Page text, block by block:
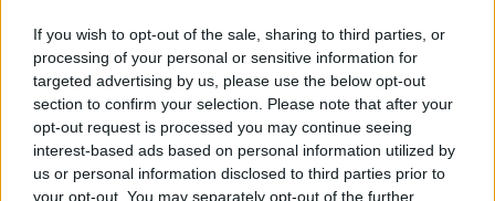
If you wish to opt-out of the sale, sharing to third parties, or
processing of your personal or sensitive information for
targeted advertising by us, please use the below opt-out
section to confirm your selection. Please note that after your
opt-out request is processed you may continue seeing
interest-based ads based on personal information utilized by
us or personal information disclosed to third parties prior to
your opt-out. You may separately opt-out of the further
au murit 3
din cei 4
copii
ziar
oficina
„Ciumei